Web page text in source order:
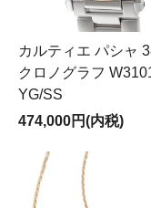
カルティエ パシャ
クロノグラフ
YG/SS
474,000円(内税)